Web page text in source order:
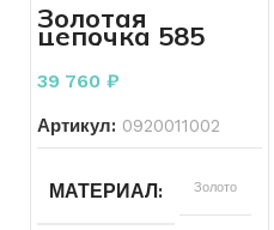
Золотая
цепочка 585
пробы 4.97
грамм 68 см
39 760 ₽
Артикул: 0920011002
МАТЕРИАЛ Золото